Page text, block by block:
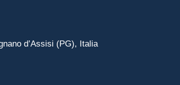
d’Assisi (PG), Italia